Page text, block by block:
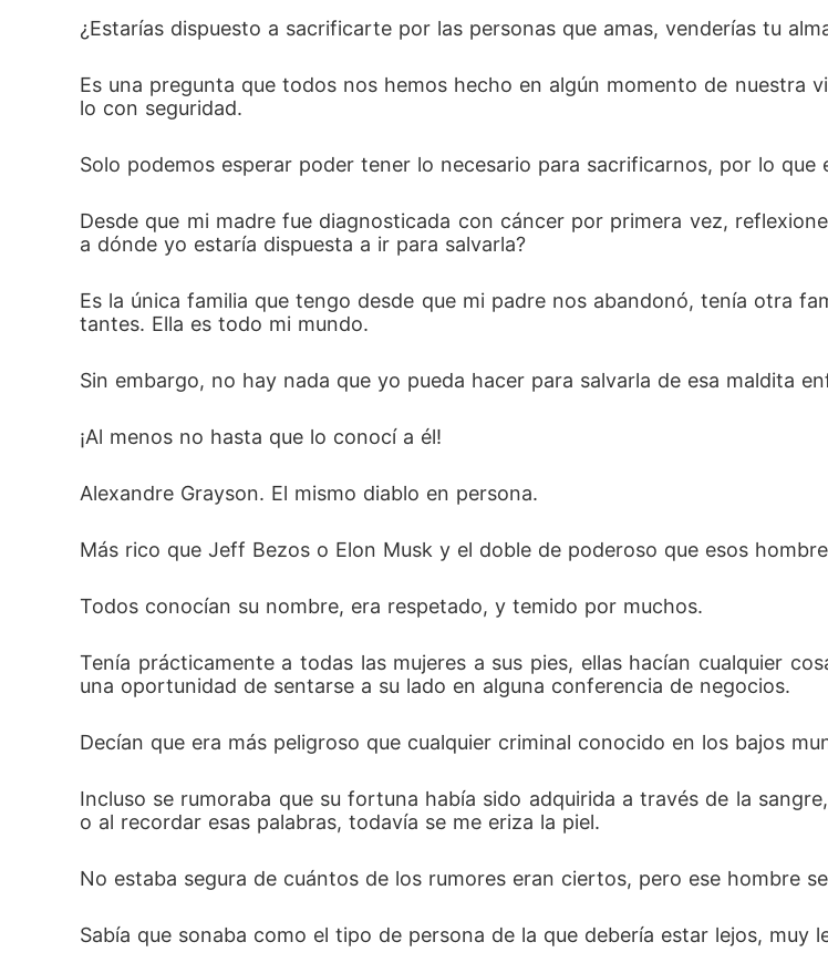
¿Estarías dispuesto a sacrificarte por las personas que amas, venderías tu
Es una pregunta que todos nos hemos hecho en algún momento de nuestra
lo con seguridad.
Solo podemos esperar poder tener lo necesario para sacrificarnos, por lo que
Desde que mi madre fue diagnosticada con cáncer por primera vez,
a dónde yo estaría dispuesta a ir para salvarla?
Es la única familia que tengo desde que mi padre nos abandonó, tenía otra
tantes. Ella es todo mi mundo.
Sin embargo, no hay nada que yo pueda hacer para salvarla de esa maldita
¡Al menos no hasta que lo conocí a él!
Alexandre Grayson. El mismo diablo en persona.
Más rico que Jeff Bezos o Elon Musk y el doble de poderoso que esos
Todos conocían su nombre, era respetado, y temido por muchos.
Tenía prácticamente a todas las mujeres a sus pies, ellas hacían cualquier
una oportunidad de sentarse a su lado en alguna conferencia de negocios.
Decían que era más peligroso que cualquier criminal conocido en los bajos
Incluso se rumoraba que su fortuna había sido adquirida a través de la
o al recordar esas palabras, todavía se me eriza la piel.
No estaba segura de cuántos de los rumores eran ciertos, pero ese hombre
Sabía que sonaba como el tipo de persona de la que debería estar lejos, muy